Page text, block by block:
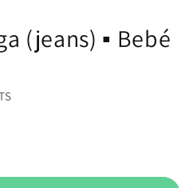
(jeans) ▪️ Bebé